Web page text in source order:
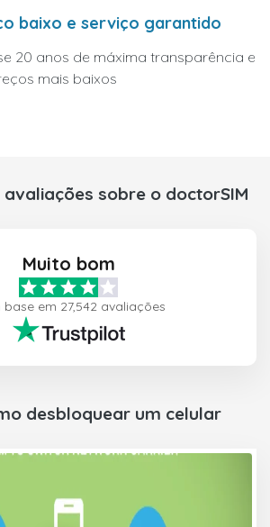
baixo e serviço garantido
20 anos de máxima transparência e
mais baixos
sobre o doctorSIM
Muito bom
base em 27,542 avaliações
desbloquear um celular